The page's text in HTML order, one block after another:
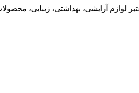
آرایشی، بهداشتی، زیبایی،